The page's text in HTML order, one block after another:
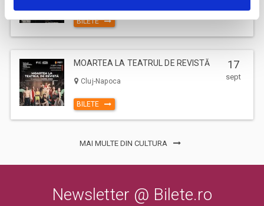
BILETE
MOARTEA LA TEATRUL DE REVISTĂ
Cluj-Napoca
BILETE
17
sept
MAI MULTE DIN CULTURA
Newsletter @ Bilete.ro